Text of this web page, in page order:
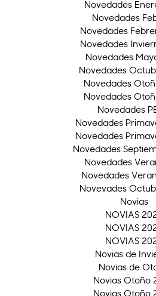
Novedades
Novedades
Novedades
Novedades
Novedades
Novedades
Novedades
Novedades
Novedades
Novedades
Novedades
Novedades
Novedades
Novedades
Novevades
Novias
NOVIAS
NOVIAS
NOVIAS
Novias de
Novias de
Novias Otoño
Novias Otoño